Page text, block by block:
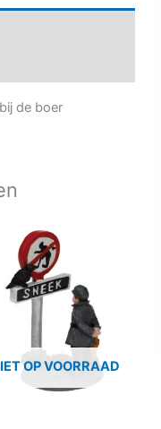
de boer
OP VOORRAAD